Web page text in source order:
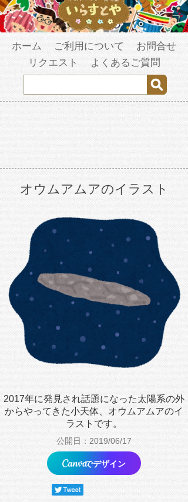
ホーム ご利用について
お問合せ
リクエスト
よくあるご質問
オウムアムアのイラスト
2017年に発見され話題になった太陽系の外
からやってきた小天体、オウムアムアのイ
ラストです。
公開日：2019/06/17
でデザイン